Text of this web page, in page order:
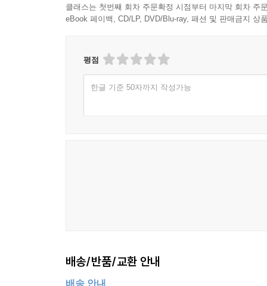
클래스는 첫번째 회차 주문확정 시점부터 마지막 회차 주
eBook 페이백, CD/LP, DVD/Blu-ray, 패션 및 판매금지 상
평점
한글 기준 50자까지 작성가능
배송/반품/교환 안내
배송 안내